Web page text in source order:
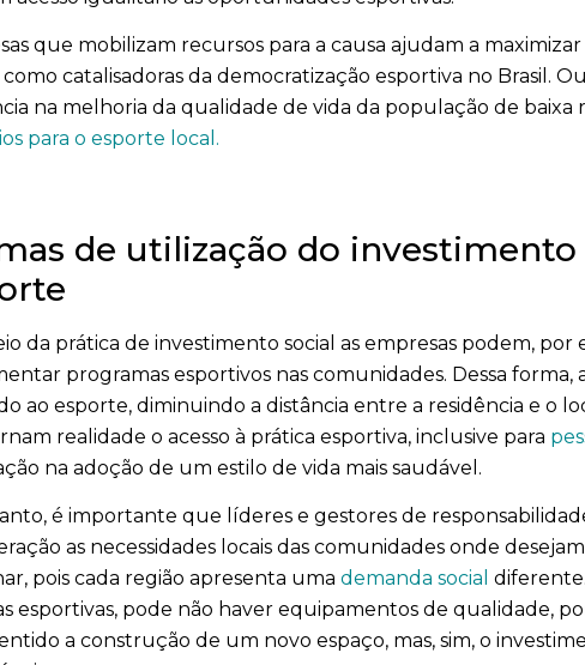
que mobilizam recursos para a causa ajudam a
catalisadoras da democratização esportiva no Brasil.
na melhoria da qualidade de vida da população de baixa
para o esporte local.
de utilização do investimento
da prática de investimento social as empresas podem,
programas esportivos nas comunidades. Dessa forma,
ao esporte, diminuindo a distância entre a residência e o
realidade o acesso à prática esportiva, inclusive para
na adoção de um estilo de vida mais saudável.
é importante que líderes e gestores de
as necessidades locais das comunidades onde
pois cada região apresenta uma demanda social
esportivas, pode não haver equipamentos de qualidade,
a construção de um novo espaço, mas, sim, o